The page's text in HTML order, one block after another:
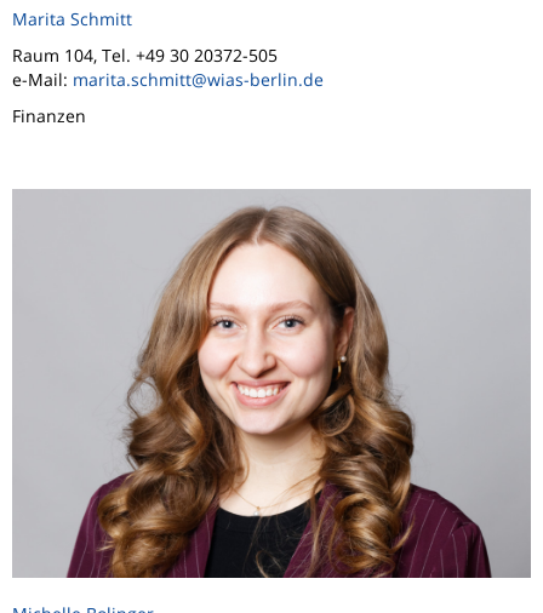
Marita Schmitt
Raum 104, Tel. +49 30 20372-505
e-Mail: marita.schmitt@wias-berlin.de
Finanzen